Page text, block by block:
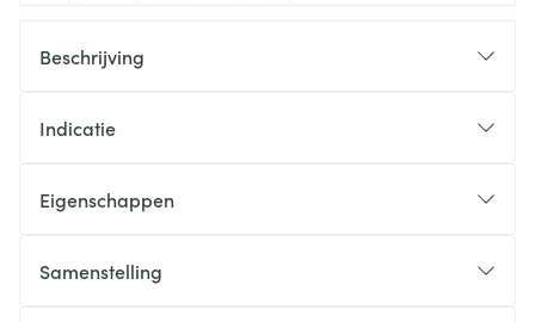
Beschrijving
Indicatie
Eigenschappen
Samenstelling